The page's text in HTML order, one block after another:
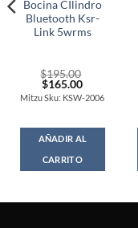
Bocina CIlindro
Bluetooth Ksr-
Link 5wrms
$195.00
Original
price
was:
$165.00Current
price
is:
Mitzu Sku: KSW-2006
AÑADIR AL
CARRITO